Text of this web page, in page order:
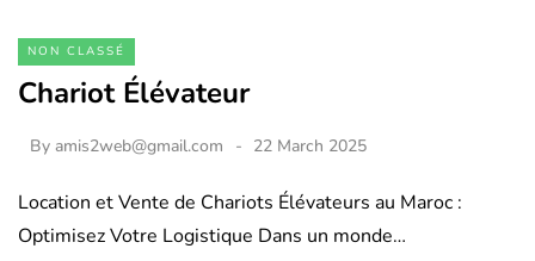
NON CLASSÉ
Chariot Élévateur
By amis2web@gmail.com 22 March 2025
Location et Vente de Chariots Élévateurs au Maroc :
Optimisez Votre Logistique Dans un monde…